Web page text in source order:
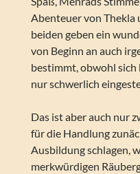
Abenteuer von Thekla
beiden geben ein
von Beginn an auch
bestimmt, obwohl
nur schwerlich
Das ist aber auch nur
für die Handlung
Ausbildung schlagen,
merkwürdigen